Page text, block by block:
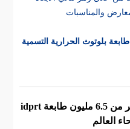
والمناسبات
بلوتوث الحرارية التسمية
idprt هي الشركة الرائدة التي تبيع أكثر من 6.5 مليون طابعة